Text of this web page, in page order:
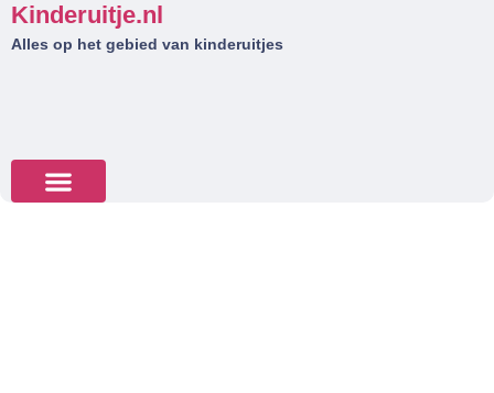
Kinderuitje.nl
Alles op het gebied van kinderuitjes